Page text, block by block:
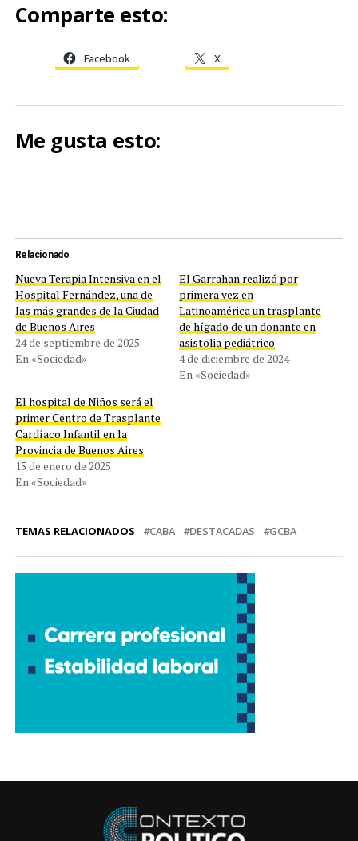
Comparte esto:
Facebook X
Me gusta esto:
Relacionado
Nueva Terapia Intensiva en el
Hospital Fernández, una de
las más grandes de la Ciudad
de Buenos Aires
24 de septiembre de 2025
En «Sociedad»
El Garrahan realizó por
primera vez en
Latinoamérica un trasplante
de hígado de un donante en
asistolia pediátrico
4 de diciembre de 2024
En «Sociedad»
El hospital de Niños será el
primer Centro de Trasplante
Cardíaco Infantil en la
Provincia de Buenos Aires
15 de enero de 2025
En «Sociedad»
TEMAS RELACIONADOS CABA DESTACADAS GCBA